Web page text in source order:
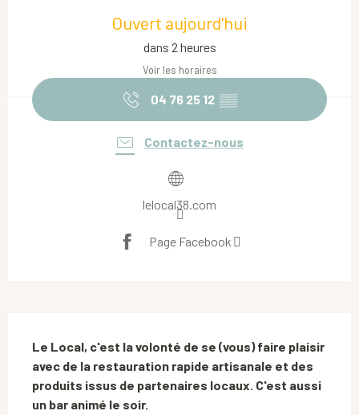
Ouvert aujourd'hui
dans 2 heures
Voir les horaires
04 76 25 12 ▒▒
Contactez-nous
lelocal38.com
Page Facebook
Le Local, c'est la volonté de se (vous) faire plaisir
avec de la restauration rapide artisanale et des
produits issus de partenaires locaux. C'est aussi
un bar animé le soir.